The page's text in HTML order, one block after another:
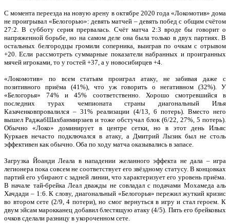
С момента переезда на новую арену в октябре 2020 года «Локомотив» дома
не проигрывал «Белогорью»: девять матчей – девять побед с общим счётом
27:2. В субботу серия прервалась. Счёт матча 2:3 вроде бы говорит о
напряженной борьбе, но на самом деле она была только в двух партиях. В
остальных белгородцы громили соперника, выиграв по очкам с отрывом
+20. Если рассмотреть суммарные показатели набранных и проигранных
мячей игроками, то у гостей +37, а у новосибирцев +4.
«Локомотив» по всем статьям проиграл атаку, не забивая даже с
позитивного приёма (41%), что уж говорить о негативном (32%). У
«Белогорья» 74% и 45% соответственно. Хорошо смотревшийся в
последних турах чемпионата страны диагональный Илья
Казаченковпровалился – 31% реализации (4/13, 6 потерь). Вместо него
вышел РаджабШахбанмирзаев и тоже обстучал блок (6/22, 27%, 5 потерь).
Обычно «Локо» доминирует в центре сетки, но в этот день Ильяс
Куркаев нечасто подключался в атаку, а Дмитрий Лызик был не столь
эффективен как обычно. Оба по ходу матча оказывались в запасе.
Загрузка Йоанди Леала в нападении желанного эффекта не дала – игра
легионера пока совсем не соответствует его звёздному статусу. В концовках
партий его убирают с задней линии, что характеризует его уровень приёма.
В начале тай-брейка Леал дважды не совладал с подачами Мохамеда аль
Хачдади – 1:6. К слову, диагональный «Белогорья» пережил жуткий кризис
во втором сете (2/9, 4 потери), но смог вернуться в игру и стал героем. К
двум эйсам марокканец добавил блестящую атаку (4/5). Пять его брейковых
очков сделали разницу в укороченном сете.